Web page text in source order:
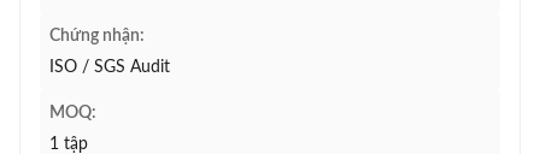
Chứng nhận:
ISO / SGS Audit
MOQ:
1 tập